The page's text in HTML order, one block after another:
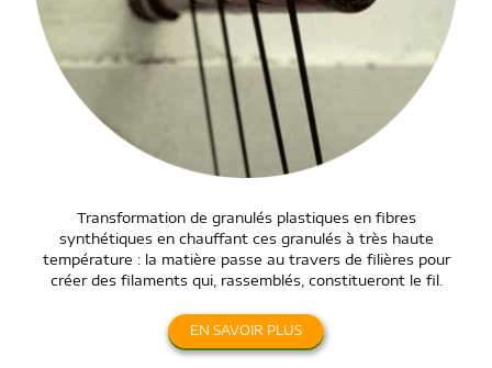
Transformation de granulés plastiques en fibres
synthétiques en chauffant ces granulés à très haute
température : la matière passe au travers de filières pour
créer des filaments qui, rassemblés, constitueront le fil.
EN SAVOIR PLUS